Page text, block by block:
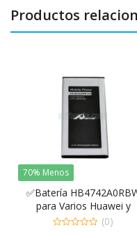
Productos
70% Menos
✅Batería
para Varios Huawei y
Orange Yumo de 2.400
(0)